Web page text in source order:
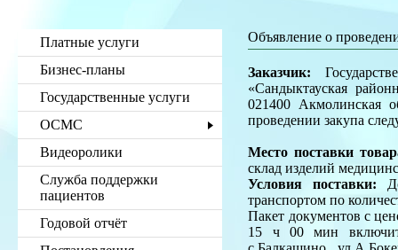
Платные услуги
Бизнес-планы
Государственные услуги
ОСМС
Видеоролики
Служба поддержки
пациентов
Годовой отчёт
Объявление о
Заказчик:
«Сандыктауская
021400 Акмолинская
проведении закупа
Место поставки
склад изделий
Условия поставки:
транспортом по
Пакет документов с
15 ч 00 мин